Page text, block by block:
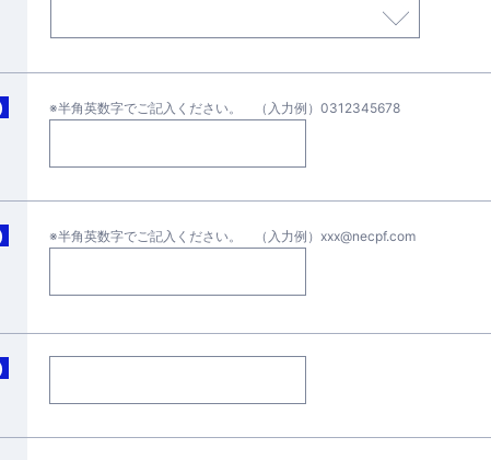
※半角英数字でご記入ください。 （入力例）0312345678
※半角英数字でご記入ください。 （入力例）xxx@necpf.com